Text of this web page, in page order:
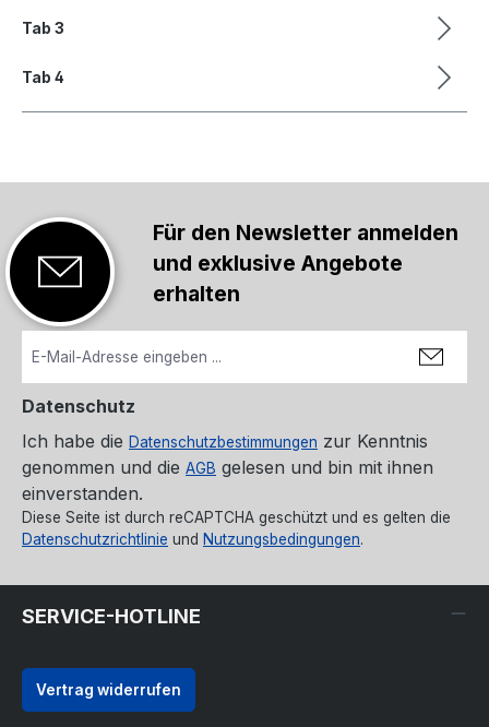
Tab 3
Tab 4
Für den Newsletter anmelden
und exklusive Angebote
erhalten
Datenschutz
Ich habe die Datenschutzbestimmungen zur Kenntnis
genommen und die AGB gelesen und bin mit ihnen
einverstanden.
Diese Seite ist durch reCAPTCHA geschützt und es gelten die
Datenschutzrichtlinie und Nutzungsbedingungen.
SERVICE-HOTLINE
Vertrag widerrufen